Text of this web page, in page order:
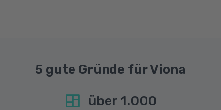
5 gute Gründe für Viona
über 1.000